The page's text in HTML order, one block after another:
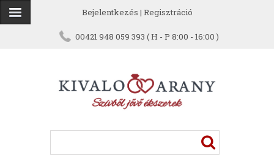
Bejelentkezés | Regisztráció
00421 948 059 393 ( H - P 8:00 - 16:00 )